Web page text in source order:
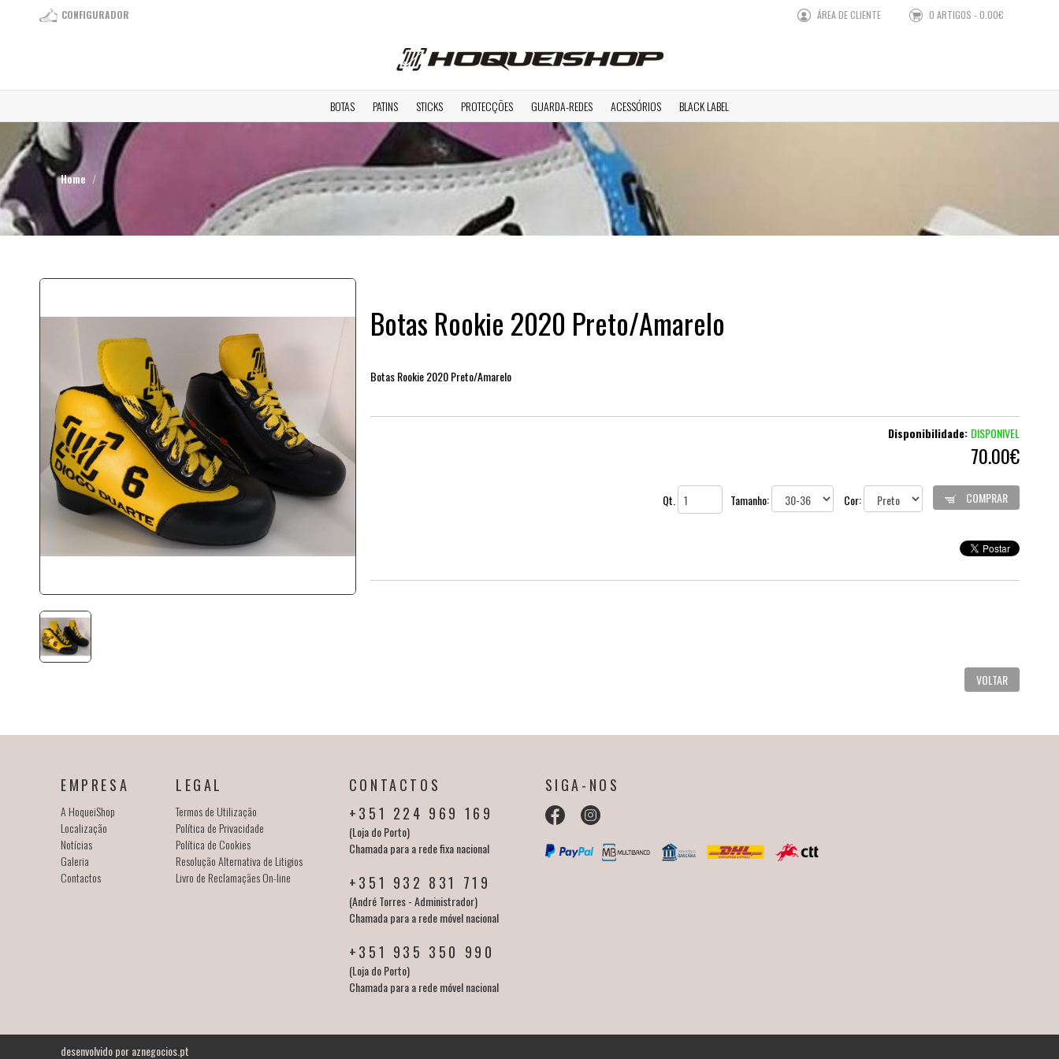
CONFIGURADOR ÁREA DE CLIENTE 0 ARTIGOS - 0.00€
BOTAS PATINS STICKS PROTECÇÕES GUARDA-REDES ACESSÓRIOS BLACK LABEL
Home
Botas Rookie 2020 Preto/Amarelo
Botas Rookie 2020 Preto/Amarelo
Disponibilidade: DISPONIVEL
70.00€
Qt. Tamanho: Cor: COMPRAR
VOLTAR
EMPRESA
A HoqueiShop
Localização
Notícias
Galeria
Contactos
LEGAL
Termos de Utilização
Política de Privacidade
Política de Cookies
Resolução Alternativa de Litigios
Livro de Reclamaçães On-line
CONTACTOS
+351 224 969 169
(Loja do Porto)
Chamada para a rede fixa nacional
+351 932 831 719
(André Torres - Administrador)
Chamada para a rede móvel nacional
+351 935 350 990
(Loja do Porto)
Chamada para a rede móvel nacional
SIGA-NOS
desenvolvido poraznegocios.pt